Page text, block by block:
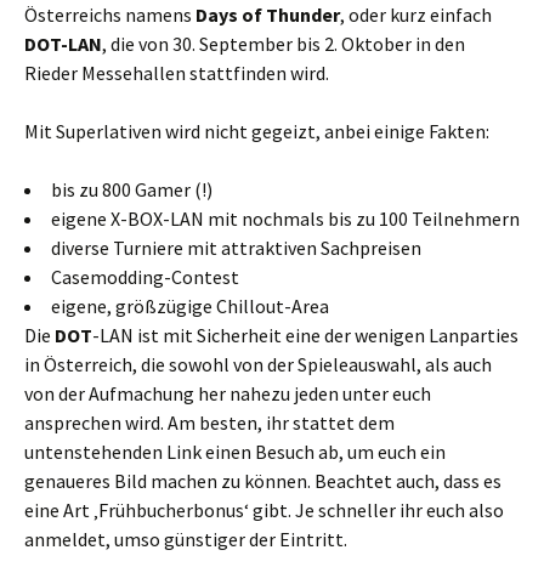
Österreichs namens Days of Thunder, oder kurz einfach
DOT-LAN, die von 30. September bis 2. Oktober in den
Rieder Messehallen stattfinden wird.
Mit Superlativen wird nicht gegeizt, anbei einige Fakten:
bis zu 800 Gamer (!)
eigene X-BOX-LAN mit nochmals bis zu 100 Teilnehmern
diverse Turniere mit attraktiven Sachpreisen
Casemodding-Contest
eigene, größzügige Chillout-Area
Die DOT-LAN ist mit Sicherheit eine der wenigen Lanparties
in Österreich, die sowohl von der Spieleauswahl, als auch
von der Aufmachung her nahezu jeden unter euch
ansprechen wird. Am besten, ihr stattet dem
untenstehenden Link einen Besuch ab, um euch ein
genaueres Bild machen zu können. Beachtet auch, dass es
eine Art ‚Frühbucherbonus‘ gibt. Je schneller ihr euch also
anmeldet, umso günstiger der Eintritt.